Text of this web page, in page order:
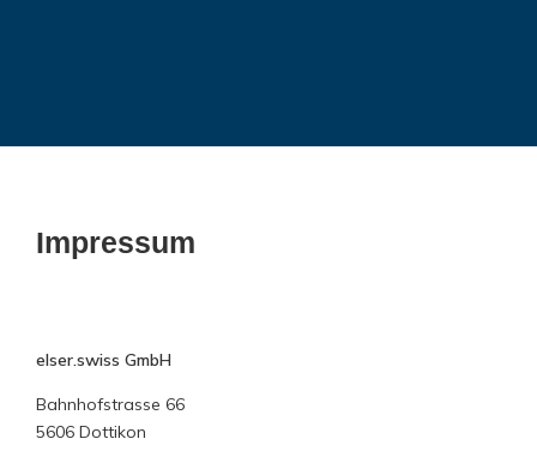
Impressum
elser.swiss GmbH
Bahnhofstrasse 66
5606 Dottikon